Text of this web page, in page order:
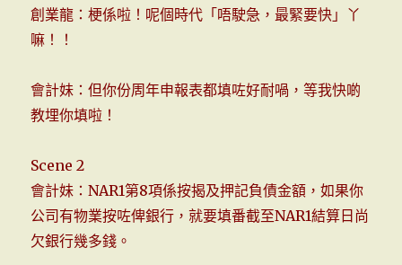
創業龍：梗係啦！呢個時代「唔駛急，最緊要快」丫
嘛！！
會計妹：但你份周年申報表都填咗好耐喎，等我快啲
教埋你填啦！
Scene 2
會計妹：NAR1第8項係按揭及押記負債金額，如果你
公司有物業按咗俾銀行，就要填番截至NAR1結算日尚
欠銀行幾多錢。